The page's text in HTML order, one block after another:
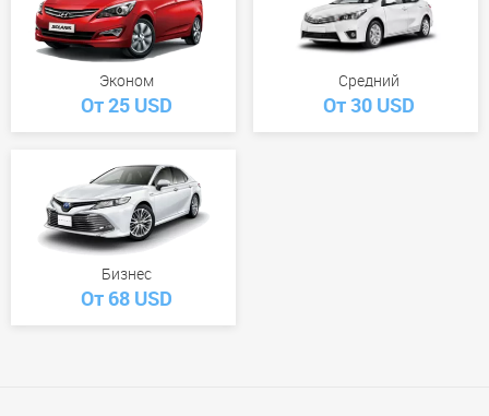
Эконом
От 25 USD
Средний
От 30 USD
Бизнес
От 68 USD